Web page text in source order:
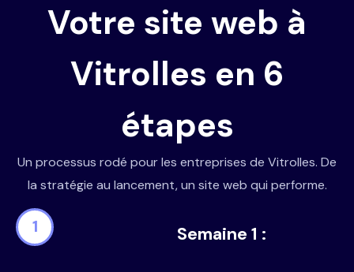
Votre site web à
Vitrolles en 6
étapes
Un processus rodé pour les entreprises de Vitrolles. De
la stratégie au lancement, un site web qui performe.
1 Semaine 1 :